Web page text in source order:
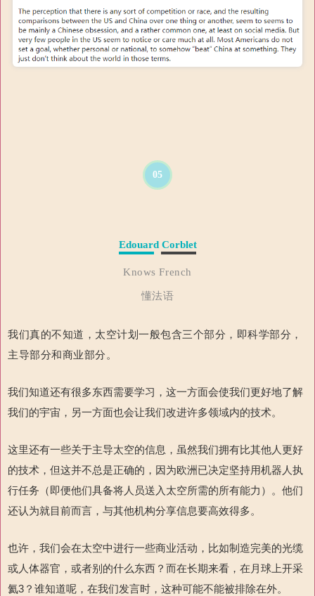
05
Edouard Corblet
Knows French
懂法语
我们真的不知道，太空计划一般包含三个部分，即科学部分，
主导部分和商业部分。
我们知道还有很多东西需要学习，这一方面会使我们更好地了解
我们的宇宙，另一方面也会让我们改进许多领域内的技术。
这里还有一些关于主导太空的信息，虽然我们拥有比其他人更好
的技术，但这并不总是正确的，因为欧洲已决定坚持用机器人执
行任务（即便他们具备将人员送入太空所需的所有能力）。他们
还认为就目前而言，与其他机构分享信息要高效得多。
也许，我们会在太空中进行一些商业活动，比如制造完美的光缆
或人体器官，或者别的什么东西？而在长期来看，在月球上开采
氦3？谁知道呢，在我们发言时，这种可能不能被排除在外。